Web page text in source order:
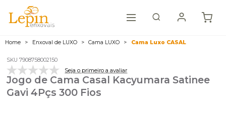
Home Enxoval de LUXO Cama LUXO Cama Luxo CASAL
SKU 7908758002150
Seja o primeiro a avaliar
Jogo de Cama Casal Kacyumara Satinee
Gavi 4Pçs 300 Fios